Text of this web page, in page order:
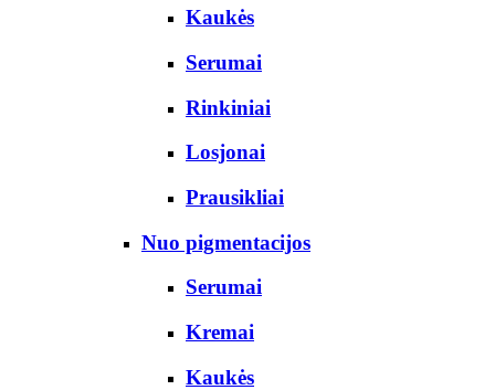
Kaukės
Serumai
Rinkiniai
Losjonai
Prausikliai
Nuo pigmentacijos
Serumai
Kremai
Kaukės